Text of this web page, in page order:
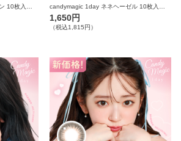
1,650円
（税込1,815円）